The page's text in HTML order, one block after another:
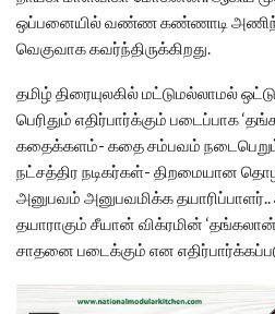
ஒப்பனையில் வண்ண கண்ணாடி
வெகுவாக கவர்ந்திருக்கிறது.
தமிழ் திரையுலகில் மட்டுமல்லாமல்
பெரிதும் எதிர்பார்க்கும் படைப்பாக
கதைக்களம்- கதை சம்பவம்
நட்சத்திர நடிகர்கள்- திறமையான
அனுபவம் அனுபவமிக்க
தயாராகும் சீயான் விக்ரமின்
சாதனை படைக்கும் என